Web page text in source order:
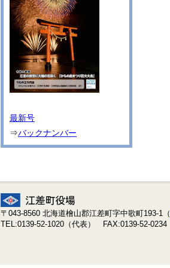
最新号
⇒バックナンバー
〒043-8560 北海道檜山郡江差町字中歌町193-1（
TEL:0139-52-1020（代表） FAX:0139-52-0234